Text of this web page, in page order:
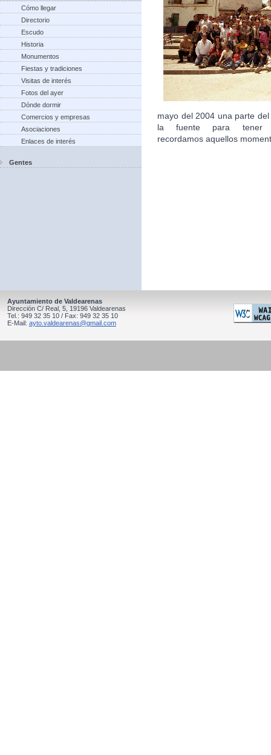
Cómo llegar
Directorio
Escudo
Historia
Monumentos
Fiestas y tradiciones
Visitas de interés
Fotos del ayer
Dónde dormir
Comercios y empresas
Asociaciones
Enlaces de interés
Gentes
mayo del 2004 una parte
la fuente para tener
recordamos aquellos
Ayuntamiento de Valdearenas
Dirección C/ Real, 5, 19196 Valdearenas
Tel.: 949 32 35 10 / Fax: 949 32 35 10
E-Mail: ayto.valdearenas@gmail.com